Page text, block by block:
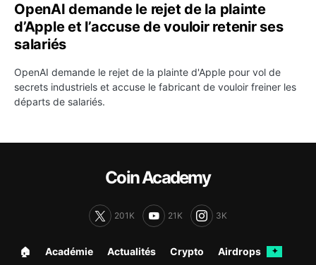
OpenAI demande le rejet de la plainte
d’Apple et l’accuse de vouloir retenir ses
salariés
OpenAI demande le rejet de la plainte d'Apple pour vol de
secrets industriels et accuse le fabricant de vouloir freiner les
départs de salariés.
Coin Academy
201K 21K 3K
🏠︎ Académie Actualités Crypto Airdrops ✦